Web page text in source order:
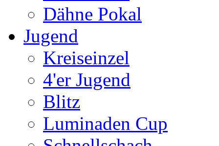
Dähne Pokal
Jugend
Kreiseinzel
4'er Jugend
Blitz
Luminaden Cup